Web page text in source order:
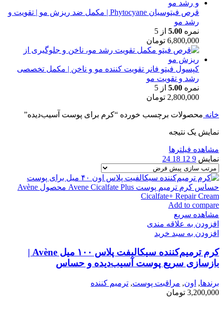
قرص فیتوسیان Phytocyane | مکمل ضد ریزش مو | تقویت و
رشد مو
نمره 5.00 از 5
6,800,000 تومان
کپسول فیتو فانر تقویت کننده مو و ناخن | مکمل تخصصی
رشد و تقویت مو
نمره 5.00 از 5
2,800,000 تومان
خانه محصولات برچسب خورده “کرم برای پوست آسیب‌دیده”
نمایش یک نتیجه
مشاهده فیلترها
نمایش 9
12
18
24
Add to compare
مشاهده سریع
افزودن به علاقه مندی
افزودن به سبد خرید
کرم ترمیم‌کننده سیکا‌لیفت پلاس ۱۰۰ میل Avène |
بازسازی سریع پوست آسیب‌دیده و حساس
برندها, اون, مراقبت پوست, ترميم كننده
3,200,000 تومان